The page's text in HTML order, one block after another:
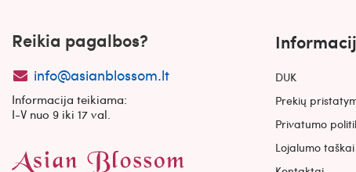
Reikia pagalbos?
info@asianblossom.lt
Informacija teikiama:
I-V nuo 9 iki 17 val.
DUK
Prekių
Privatumo
Lojalumo taškai